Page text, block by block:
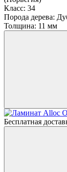
Класс: 34
Порода дерева:
Толщина: 11 мм
Бесплатная